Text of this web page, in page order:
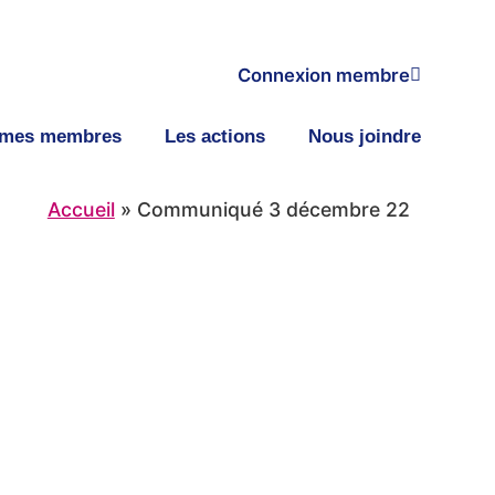
Connexion membre
membres Les actions Nous joindre
Accueil» Communiqué 3 décembre 22